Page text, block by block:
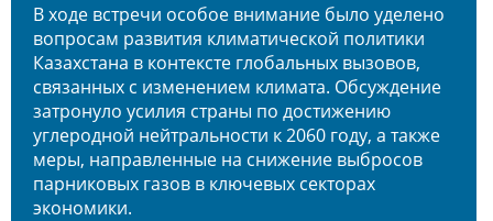
В ходе встречи особое внимание было уделено
вопросам развития климатической политики
Казахстана в контексте глобальных вызовов,
связанных с изменением климата. Обсуждение
затронуло усилия страны по достижению
углеродной нейтральности к 2060 году, а также
меры, направленные на снижение выбросов
парниковых газов в ключевых секторах
экономики.